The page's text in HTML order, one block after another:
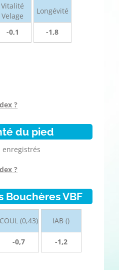
Vitalité
Velage
-0,1
Longévité
-1,8
?
du pied
enregistrés
?
Bouchères VBF
COUL (0,43)
-0,7
IAB ()
-1,2